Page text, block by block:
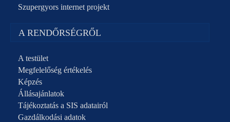
Szupergyors internet projekt
A RENDŐRSÉGRŐL
A testület
Megfelelőség értékelés
Képzés
Állásajánlatok
Tájékoztatás a SIS adatairól
Gazdálkodási adatok